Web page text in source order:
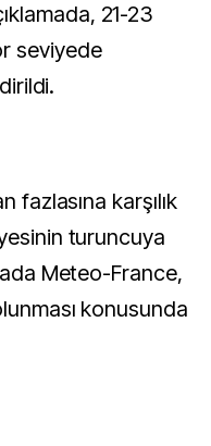
21-23
seviyede
fazlasına karşılık
turuncuya
Meteo-France,
konusunda